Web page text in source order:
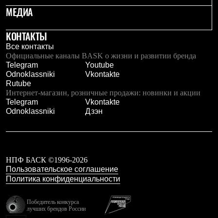
С синтетическим утеплителем
Аксессуары для спальников
Баулы
Кошельки
Сумки
Гермомешки
Полезные аксессуары
Книги
Еда
Коврики
Обувь
Кроссовки
Сапоги
Гамаши и бахилы
Бахилы
Тапочки и чуни
МЕДИА
КОНТАКТЫ
Все контакты
Официальные каналы BASK о жизни и развитии бренда
Telegram
Youtube
Odnoklassniki
Vkontakte
Rutube
Интернет-магазин, розничные продажи: новинки и акции
Telegram
Vkontakte
Odnoklassniki
Дзэн
НПФ БАСК ©1996-2026
Пользовательское соглашение
Политика конфиденциальности
Победитель конкурса
лучших брендов России